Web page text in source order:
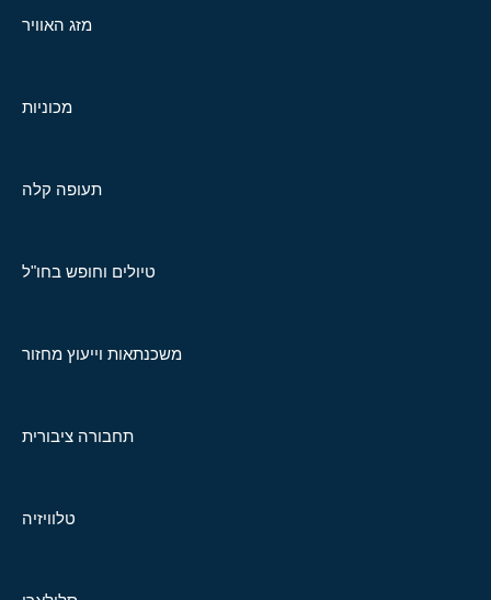
מזג האוויר
מכוניות
תעופה קלה
טיולים וחופש בחו"ל
משכנתאות וייעוץ מחזור
תחבורה ציבורית
טלוויזיה